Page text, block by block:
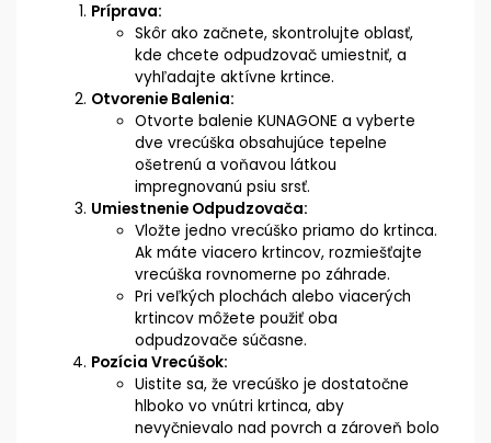
Príprava:
Skôr ako začnete, skontrolujte oblasť,
kde chcete odpudzovač umiestniť, a
vyhľadajte aktívne krtince.
Otvorenie Balenia:
Otvorte balenie KUNAGONE a vyberte
dve vrecúška obsahujúce tepelne
ošetrenú a voňavou látkou
impregnovanú psiu srsť.
Umiestnenie Odpudzovača:
Vložte jedno vrecúško priamo do krtinca.
Ak máte viacero krtincov, rozmiešťajte
vrecúška rovnomerne po záhrade.
Pri veľkých plochách alebo viacerých
krtincov môžete použiť oba
odpudzovače súčasne.
Pozícia Vrecúšok:
Uistite sa, že vrecúško je dostatočne
hlboko vo vnútri krtinca, aby
nevyčnievalo nad povrch a zároveň bolo